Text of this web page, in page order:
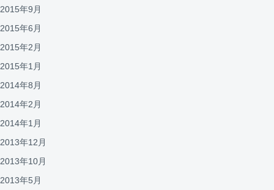
2015年9月
2015年6月
2015年2月
2015年1月
2014年8月
2014年2月
2014年1月
2013年12月
2013年10月
2013年5月